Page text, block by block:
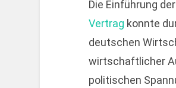
Die Einführung der
Vertrag konnte
deutschen
wirtschaftlicher
politischen